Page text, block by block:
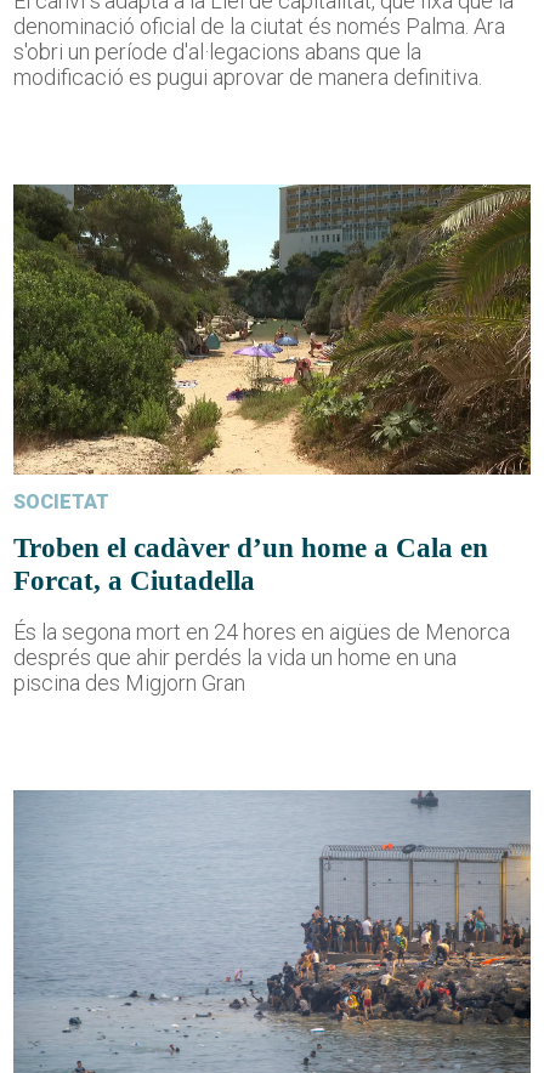
denominació oficial de la ciutat és només Palma. Ara
s'obri un període d'al·legacions abans que la
modificació es pugui aprovar de manera definitiva.
SOCIETAT
Troben el cadàver d’un home a Cala en
Forcat, a Ciutadella
És la segona mort en 24 hores en aigües de Menorca
després que ahir perdés la vida un home en una
piscina des Migjorn Gran